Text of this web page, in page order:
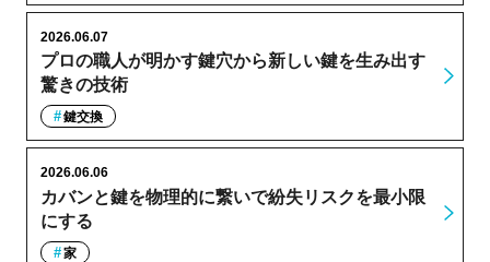
プロの職人が明かす鍵穴から新しい鍵を生み出す
驚きの技術
2026.06.07
鍵交換
カバンと鍵を物理的に繋いで紛失リスクを最小限
にする
2026.06.06
家